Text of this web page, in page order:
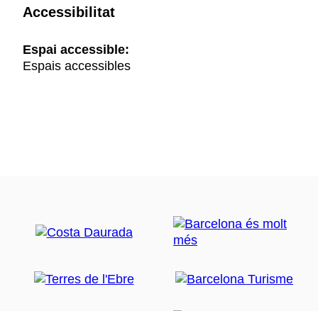
Accessibilitat
Espai accessible:
Espais accessibles